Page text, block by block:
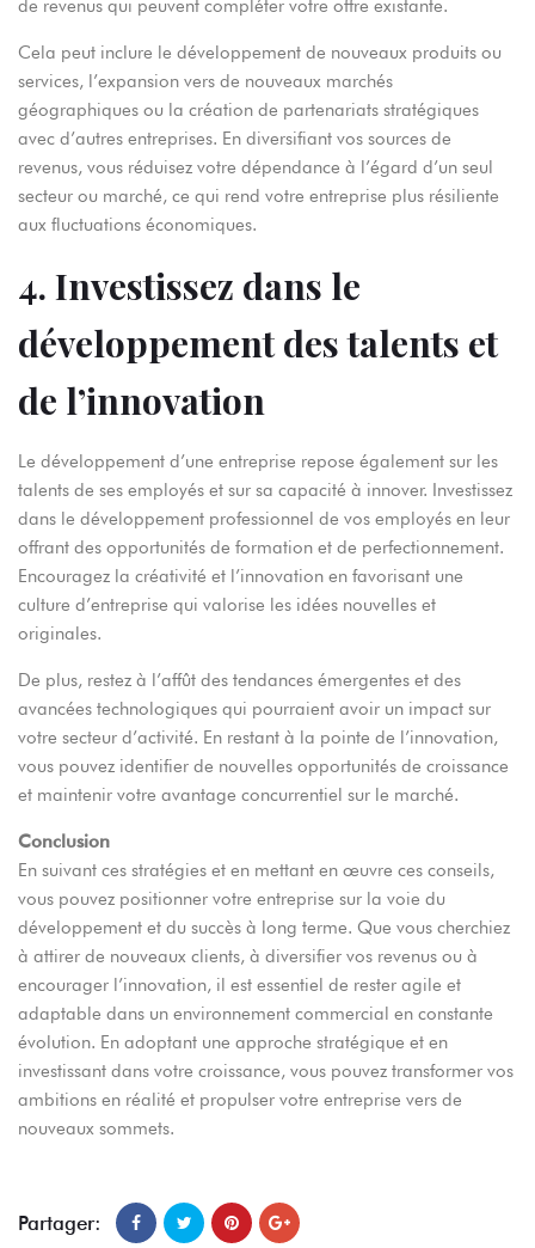
de revenus qui peuvent compléter votre offre existante.
Cela peut inclure le développement de nouveaux produits ou
services, l’expansion vers de nouveaux marchés
géographiques ou la création de partenariats stratégiques
avec d’autres entreprises. En diversifiant vos sources de
revenus, vous réduisez votre dépendance à l’égard d’un seul
secteur ou marché, ce qui rend votre entreprise plus résiliente
aux fluctuations économiques.
4. Investissez dans le
développement des talents et
de l’innovation
Le développement d’une entreprise repose également sur les
talents de ses employés et sur sa capacité à innover. Investissez
dans le développement professionnel de vos employés en leur
offrant des opportunités de formation et de perfectionnement.
Encouragez la créativité et l’innovation en favorisant une
culture d’entreprise qui valorise les idées nouvelles et
originales.
De plus, restez à l’affût des tendances émergentes et des
avancées technologiques qui pourraient avoir un impact sur
votre secteur d’activité. En restant à la pointe de l’innovation,
vous pouvez identifier de nouvelles opportunités de croissance
et maintenir votre avantage concurrentiel sur le marché.
Conclusion
En suivant ces stratégies et en mettant en œuvre ces conseils,
vous pouvez positionner votre entreprise sur la voie du
développement et du succès à long terme. Que vous cherchiez
à attirer de nouveaux clients, à diversifier vos revenus ou à
encourager l’innovation, il est essentiel de rester agile et
adaptable dans un environnement commercial en constante
évolution. En adoptant une approche stratégique et en
investissant dans votre croissance, vous pouvez transformer vos
ambitions en réalité et propulser votre entreprise vers de
nouveaux sommets.
Partager: